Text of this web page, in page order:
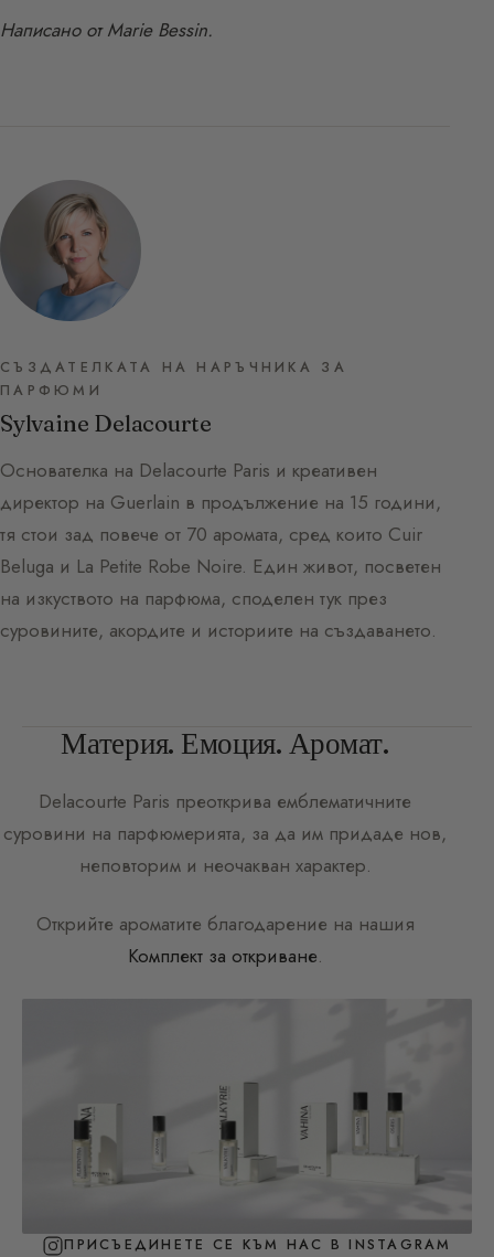
Написано от Marie Bessin.
СЪЗДАТЕЛКАТА НА НАРЪЧНИКА ЗА
ПАРФЮМИ
Sylvaine Delacourte
Основателка на Delacourte Paris и креативен
директор на Guerlain в продължение на 15 години,
тя стои зад повече от 70 аромата, сред които Cuir
Beluga и La Petite Robe Noire. Един живот, посветен
на изкуството на парфюма, споделен тук през
суровините, акордите и историите на създаването.
Материя. Емоция. Аромат.
Delacourte Paris преоткрива емблематичните
суровини на парфюмерията, за да им придаде нов,
неповторим и неочакван характер.
Открийте ароматите благодарение на нашия
Комплект за откриване.
ПРИСЪЕДИНЕТЕ СЕ КЪМ НАС В INSTAGRAM